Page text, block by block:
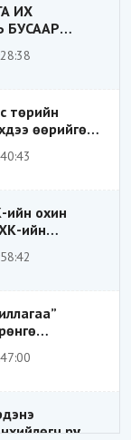
ИХ
БУСААР
төрийн
өөрийгөө
“хуучин
гэсэн
ийн охин
ийн
байсан
хаашаа
рүү